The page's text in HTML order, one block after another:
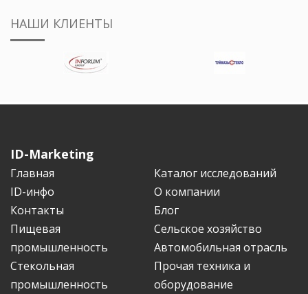
НАШИ КЛИЕНТЫ
ID-Marketing
Главная
Каталог исследований
ID-инфо
О компании
Контакты
Блог
Пищевая
промышленность
Сельское хозяйство
Автомобильная отрасль
Стекольная
промышленность
Прочая техника и
оборудование